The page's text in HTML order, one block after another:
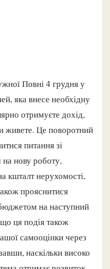
Повні 4 грудня у
яка внесе необхідну
отримуєте дохід,
живете. Це поворотний
питання зі
нову роботу,
кшталт нерухомості,
прояснитися
на наступний
ця подія також
самооцінки через
наскільки високо